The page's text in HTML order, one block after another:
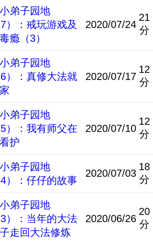
弟子园地
）：戒玩游戏及
瘾（3）
2020/07/24
21
分
弟子园地
）：真修大法就
2020/07/17
12
分
弟子园地
）：我有师父在
护
2020/07/10
12
分
弟子园地
）：仔仔的故事
2020/07/03
18
分
弟子园地
）：当年的大法
走回大法修炼
2020/06/26
20
分